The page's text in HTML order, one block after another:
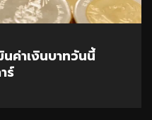
ค่าเงินบาทวันนี้
ร์